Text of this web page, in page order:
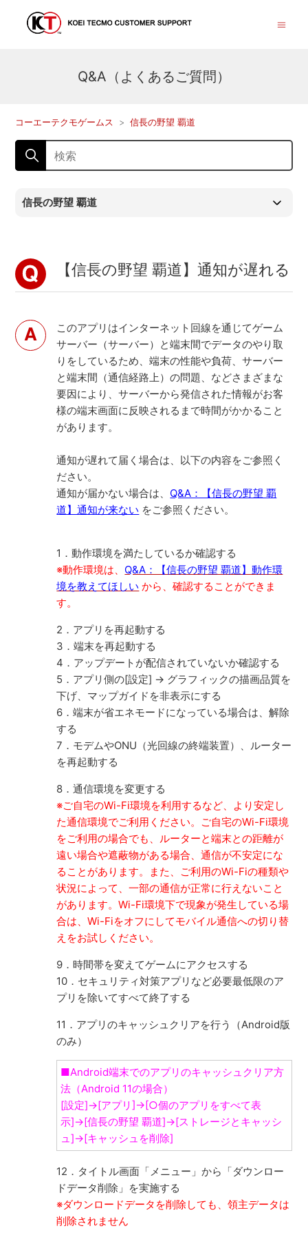
Q&A（よくあるご質問）
コーエーテクモゲームス 信長の野望 覇道
信長の野望 覇道
【信長の野望 覇道】通知が遅れる
このアプリはインターネット回線を通じてゲーム
サーバー（サーバー）と端末間でデータのやり取
りをしているため、端末の性能や負荷、サーバー
と端末間（通信経路上）の問題、などさまざまな
要因により、サーバーから発信された情報がお客
様の端末画面に反映されるまで時間がかかること
があります。
通知が遅れて届く場合は、以下の内容をご参照く
ださい。
通知が届かない場合は、 Q&A：【信長の野望 覇
道】通知が来ない をご参照ください。
1．動作環境を満たしているか確認する
※動作環境は、 Q&A：【信長の野望 覇道】動作環
境を教えてほしい から、確認することができま
す。
2．アプリを再起動する
3．端末を再起動する
4．アップデートが配信されていないか確認する
5．アプリ側の[設定] → グラフィックの描画品質を
下げ、マップガイドを非表示にする
6．端末が省エネモードになっている場合は、解除
する
7．モデムやONU（光回線の終端装置）、ルーター
を再起動する
8．通信環境を変更する
※ご自宅のWi-Fi環境を利用するなど、より安定し
た通信環境でご利用ください。ご自宅のWi-Fi環境
をご利用の場合でも、ルーターと端末との距離が
遠い場合や遮蔽物がある場合、通信が不安定にな
ることがあります。また、ご利用のWi-Fiの種類や
状況によって、一部の通信が正常に行えないこと
があります。Wi-Fi環境下で現象が発生している場
合は、Wi-Fiをオフにしてモバイル通信への切り替
えをお試しください。
9．時間帯を変えてゲームにアクセスする
10．セキュリティ対策アプリなど必要最低限のア
プリを除いてすべて終了する
11．アプリのキャッシュクリアを行う（Android版
のみ）
■Android端末でのアプリのキャッシュクリア方
法（Android 11の場合）
[設定]→[アプリ]→[○個のアプリをすべて表
示]→[信長の野望 覇道]→[ストレージとキャッシ
ュ]→[キャッシュを削除]
12．タイトル画面「メニュー」から「ダウンロー
ドデータ削除」を実施する
※ダウンロードデータを削除しても、領主データは
削除されません